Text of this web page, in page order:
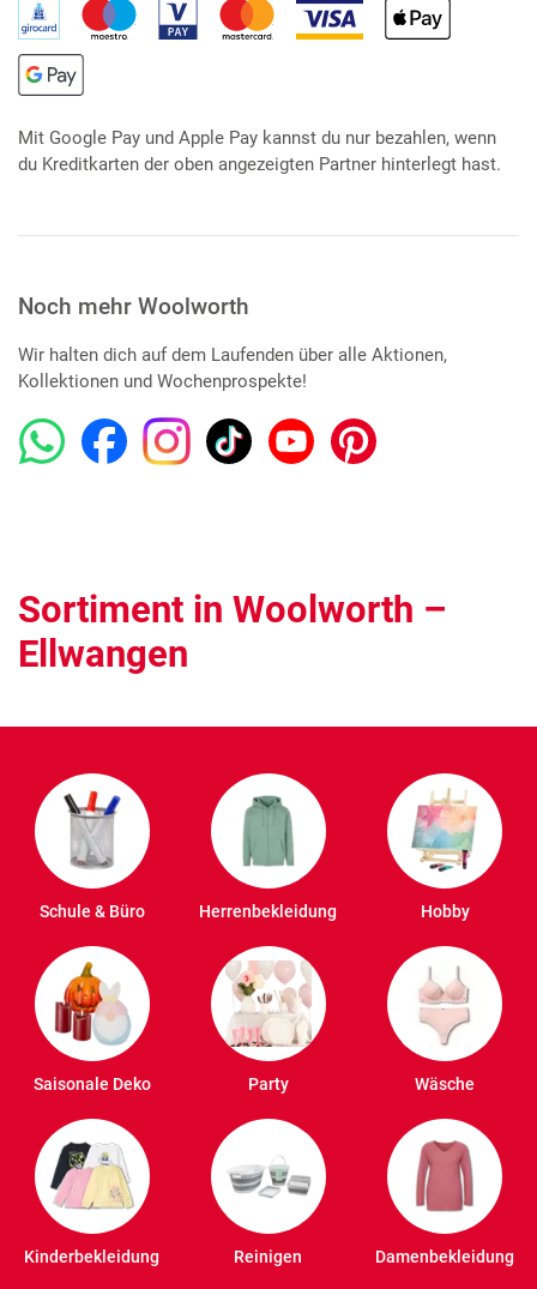
Mit Google Pay und Apple Pay kannst du nur bezahlen, wenn
du Kreditkarten der oben angezeigten Partner hinterlegt hast.
Noch mehr Woolworth
Wir halten dich auf dem Laufenden über alle Aktionen,
Kollektionen und Wochenprospekte!
Sortiment in Woolworth –
Ellwangen
Schule & Büro Herrenbekleidung Hobby
Saisonale Deko Party Wäsche
Kinderbekleidung Reinigen Damenbekleidung